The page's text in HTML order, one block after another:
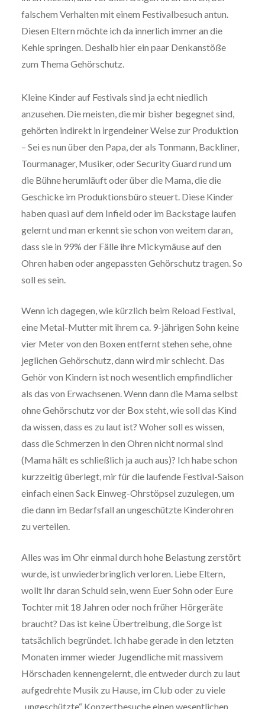
falschem Verhalten mit einem Festivalbesuch antun.
Diesen Eltern möchte ich da innerlich immer an die
Kehle springen. Deshalb hier ein paar Denkanstöße
zum Thema Gehörschutz.
Kleine Kinder auf Festivals sind ja echt niedlich
anzusehen. Die meisten, die mir bisher begegnet sind,
gehörten indirekt in irgendeiner Weise zur Produktion
– Sei es nun über den Papa, der als Tonmann, Backliner,
Tourmanager, Musiker, oder Security Guard rund um
die Bühne herumläuft oder über die Mama, die die
Geschicke im Produktionsbüro steuert. Diese Kinder
haben quasi auf dem Infield oder im Backstage laufen
gelernt und man erkennt sie schon von weitem daran,
dass sie in 99% der Fälle ihre Mickymäuse auf den
Ohren haben oder angepassten Gehörschutz tragen. So
soll es sein.
Wenn ich dagegen, wie kürzlich beim Reload Festival,
eine Metal-Mutter mit ihrem ca. 9-jährigen Sohn keine
vier Meter von den Boxen entfernt stehen sehe, ohne
jeglichen Gehörschutz, dann wird mir schlecht. Das
Gehör von Kindern ist noch wesentlich empfindlicher
als das von Erwachsenen. Wenn dann die Mama selbst
ohne Gehörschutz vor der Box steht, wie soll das Kind
da wissen, dass es zu laut ist? Woher soll es wissen,
dass die Schmerzen in den Ohren nicht normal sind
(Mama hält es schließlich ja auch aus)? Ich habe schon
kurzzeitig überlegt, mir für die laufende Festival-Saison
einfach einen Sack Einweg-Ohrstöpsel zuzulegen, um
die dann im Bedarfsfall an ungeschützte Kinderohren
zu verteilen.
Alles was im Ohr einmal durch hohe Belastung zerstört
wurde, ist unwiederbringlich verloren. Liebe Eltern,
wollt Ihr daran Schuld sein, wenn Euer Sohn oder Eure
Tochter mit 18 Jahren oder noch früher Hörgeräte
braucht? Das ist keine Übertreibung, die Sorge ist
tatsächlich begründet. Ich habe gerade in den letzten
Monaten immer wieder Jugendliche mit massivem
Hörschaden kennengelernt, die entweder durch zu laut
aufgedrehte Musik zu Hause, im Club oder zu viele
„ungeschützte“ Konzertbesuche einen wesentlichen